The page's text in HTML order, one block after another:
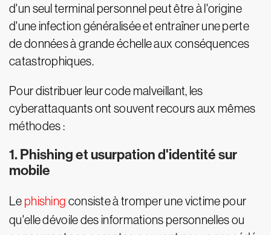
d'un seul terminal personnel peut être à l'origine
d'une infection généralisée et entraîner une perte
de données à grande échelle aux conséquences
catastrophiques.
Pour distribuer leur code malveillant, les
cyberattaquants ont souvent recours aux mêmes
méthodes :
1. Phishing et usurpation d'identité sur
mobile
Le phishing consiste à tromper une victime pour
qu'elle dévoile des informations personnelles ou